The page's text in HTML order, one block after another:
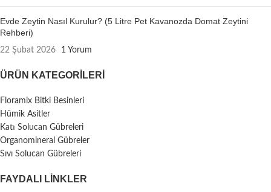
Evde Zeytin Nasıl Kurulur? (5 Litre Pet Kavanozda Domat Zeytini
Rehberi)
22 Şubat 2026 1 Yorum
ÜRÜN KATEGORILERI
Floramix Bitki Besinleri
Hümik Asitler
Katı Solucan Gübreleri
Organomineral Gübreler
Sıvı Solucan Gübreleri
FAYDALI LİNKLER